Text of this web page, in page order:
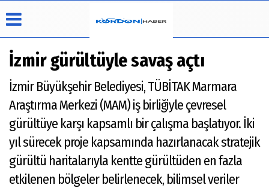
Üye Paneli
Arşivi
Hava
Durumu
Köşe
Yazarları
Video
Galeri
Foto
Galeri
Künye
Çerez
Politikası
Gizlilik
İlkeleri
İzmir gürültüyle savaş açtı
İzmir Büyükşehir Belediyesi, TÜBİTAK Marmara
Araştırma Merkezi (MAM) iş birliğiyle çevresel
gürültüye karşı kapsamlı bir çalışma başlatıyor. İki
yıl sürecek proje kapsamında hazırlanacak stratejik
gürültü haritalarıyla kentte gürültüden en fazla
etkilenen bölgeler belirlenecek, bilimsel veriler